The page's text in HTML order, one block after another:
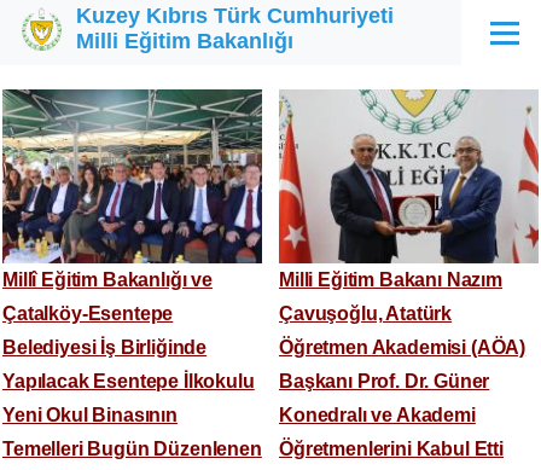
Ana içeriğe atla
Kuzey Kıbrıs Türk Cumhuriyeti
Milli Eğitim Bakanlığı
Menü
Millî Eğitim Bakanlığı ve
Çatalköy-Esentepe
Belediyesi İş Birliğinde
Yapılacak Esentepe İlkokulu
Yeni Okul Binasının
Temelleri Bugün Düzenlenen
Milli Eğitim Bakanı Nazım
Çavuşoğlu, Atatürk
Öğretmen Akademisi (AÖA)
Başkanı Prof. Dr. Güner
Konedralı ve Akademi
Öğretmenlerini Kabul Etti